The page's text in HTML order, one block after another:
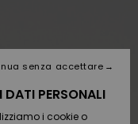
PERSONALI
i cookie o
senza accettare